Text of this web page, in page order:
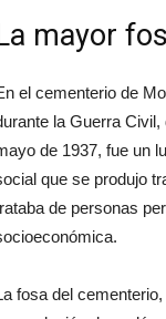
mayor
el cementerio de
la Guerra
de 1937, fue un
que se produjo
de personas
fosa del